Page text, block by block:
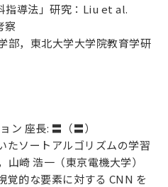
指導法」研究：Liu et al.
察
部，東北大学大学院教育学研
座長: 〓（〓）
ソートアルゴリズムの学習
崎 浩一（東京電機大学）
覚的な要素に対する CNN を